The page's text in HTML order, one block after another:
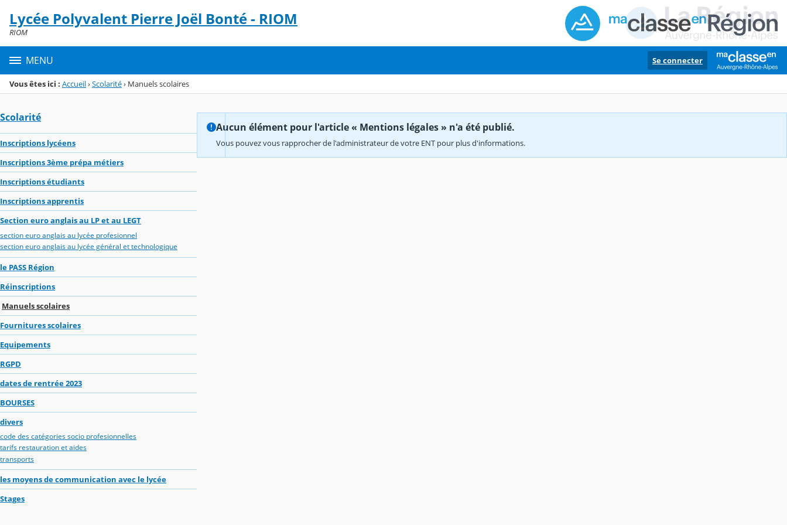
Menu de la rubrique
Contenu
Lycée Polyvalent Pierre Joël Bonté - RIOM
RIOM
MENU Se connecter
Vous êtes ici : Accueil›Scolarité› Manuels scolaires
Scolarité
Inscriptions lycéens
Inscriptions 3ème prépa métiers
Inscriptions étudiants
Inscriptions apprentis
Section euro anglais au LP et au LEGT
section euro anglais au lycée profesionnel
section euro anglais au lycée général et technologique
le PASS Région
Réinscriptions
Manuels scolaires
Fournitures scolaires
Equipements
RGPD
dates de rentrée 2023
BOURSES
divers
code des catégories socio profesionnelles
tarifs restauration et aides
transports
les moyens de communication avec le lycée
Stages
Aucun élément pour l'article « Mentions légales » n'a été publié.
Vous pouvez vous rapprocher de l'administrateur de votre ENT pour plus d'informations.